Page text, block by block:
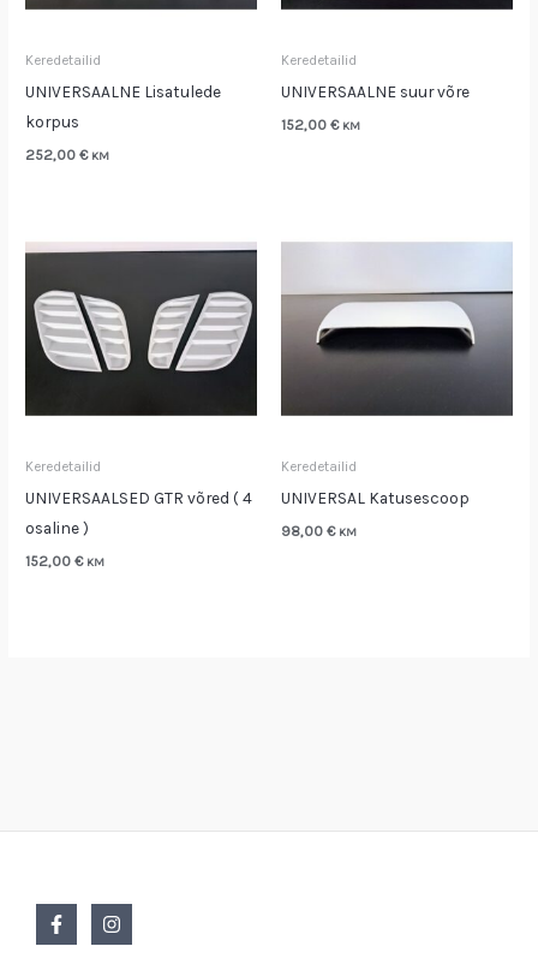
Keredetailid
UNIVERSAALNE Lisatulede
korpus
252,00€ KM
Keredetailid
UNIVERSAALNE suur võre
152,00 € KM
Keredetailid
UNIVERSAALSED GTR võred ( 4
osaline )
152,00€ KM
Keredetailid
UNIVERSAL Katusescoop
98,00 € KM